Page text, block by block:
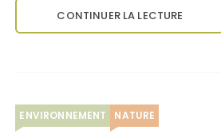
CONTINUER LA LECTURE
ENVIRONNEMENT NATURE